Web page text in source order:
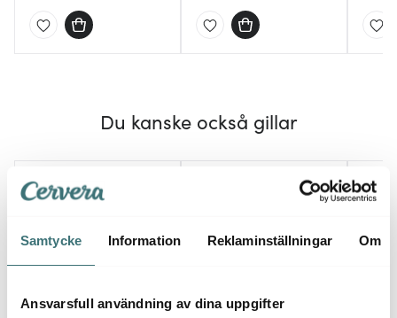
Samtycke Information Reklaminställningar Om
Ansvarsfull användning av dina uppgifter
Du kanske också gillar
25%